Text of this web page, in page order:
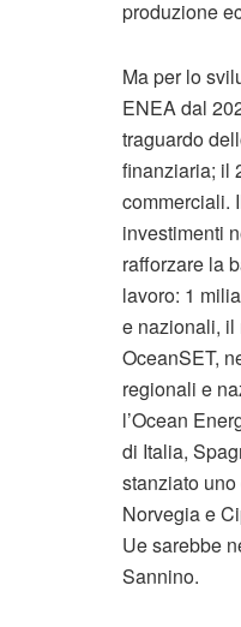
produzione
Ma per lo
ENEA dal
traguardo
finanziaria; il
commerciali.
investimenti
rafforzare la
lavoro: 1
e nazionali, il
OceanSET,
regionali e
l’Ocean
di Italia,
stanziato
Norvegia e
Ue sarebbe
Sannino.